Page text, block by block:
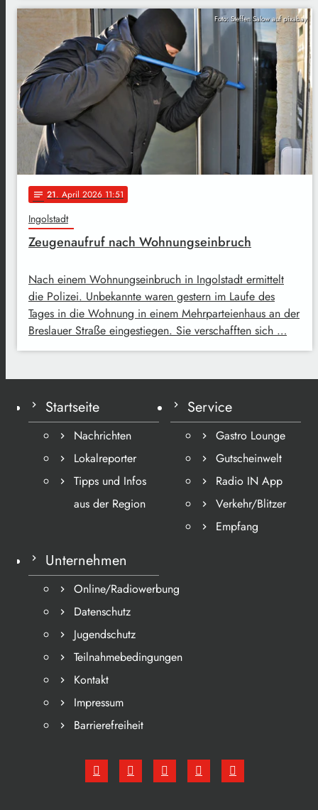
Foto: Steffen Salow auf pixabay
notes 21. April 2026 11:51
Ingolstadt
Zeugenaufruf nach Wohnungseinbruch
Nach einem Wohnungseinbruch in Ingolstadt ermittelt
die Polizei. Unbekannte waren gestern im Laufe des
Tages in die Wohnung in einem Mehrparteienhaus an der
Breslauer Straße eingestiegen. Sie verschafften sich …
Startseite
Nachrichten
Lokalreporter
Tipps und Infos
aus der Region
Service
Gastro Lounge
Gutscheinwelt
Radio IN App
Verkehr/Blitzer
Empfang
Unternehmen
Online/Radiowerbung
Datenschutz
Jugendschutz
Teilnahmebedingungen
Kontakt
Impressum
Barrierefreiheit